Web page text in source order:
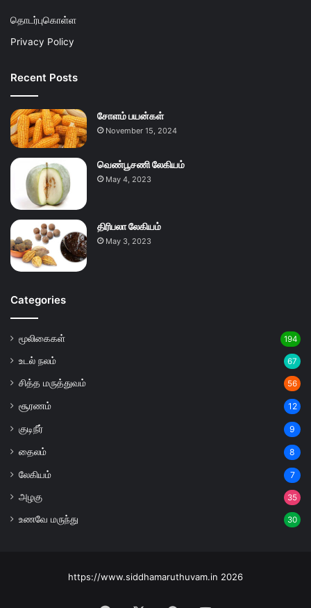
தொடர்புகொள்ள
Privacy Policy
Recent Posts
சோளம் பயன்கள்
November 15, 2024
வெண்பூசணி லேகியம்
May 4, 2023
திரிபலா லேகியம்
May 3, 2023
Categories
மூலிகைகள் 194
உடல் நலம் 67
சித்த மருத்துவம் 56
சூரணம் 12
குடிநீர் 9
தைலம் 8
லேகியம் 7
அழகு 35
உணவே மருந்து 30
https://www.siddhamaruthuvam.in 2026